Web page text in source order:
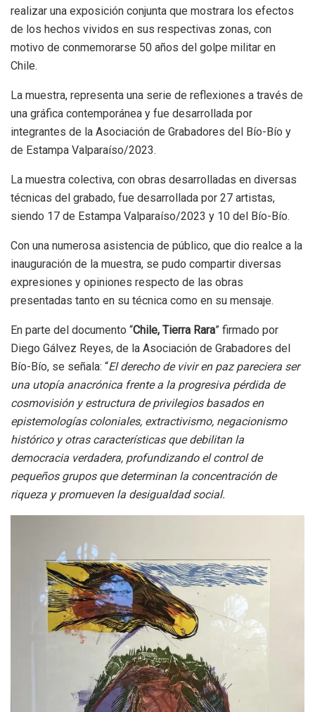
realizar una exposición conjunta que mostrara los efectos
de los hechos vividos en sus respectivas zonas, con
motivo de conmemorarse 50 años del golpe militar en
Chile.
La muestra, representa una serie de reflexiones a través de
una gráfica contemporánea y fue desarrollada por
integrantes de la Asociación de Grabadores del Bío-Bío y
de Estampa Valparaíso/2023.
La muestra colectiva, con obras desarrolladas en diversas
técnicas del grabado, fue desarrollada por 27 artistas,
siendo 17 de Estampa Valparaíso/2023 y 10 del Bío-Bío.
Con una numerosa asistencia de público, que dio realce a la
inauguración de la muestra, se pudo compartir diversas
expresiones y opiniones respecto de las obras
presentadas tanto en su técnica como en su mensaje.
En parte del documento “Chile, Tierra Rara” firmado por
Diego Gálvez Reyes, de la Asociación de Grabadores del
Bío-Bío, se señala: “El derecho de vivir en paz pareciera ser
una utopía anacrónica frente a la progresiva pérdida de
cosmovisión y estructura de privilegios basados en
epistemologías coloniales, extractivismo, negacionismo
histórico y otras características que debilitan la
democracia verdadera, profundizando el control de
pequeños grupos que determinan la concentración de
riqueza y promueven la desigualdad social.